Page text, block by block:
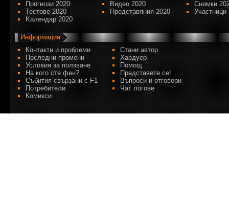
Прогнози 2020
Видео 2020
Снимки
Тестове 2020
Представяния 2020
Участници
Kалендар 2020
Информация
Контакти и проблеми
Стани автор
Последни промени
Хардуер
Условия за ползване
Помощ
На кого сте фен?
Представете се!
Събития свързани с F1
Въпроси и отговори
Потребители
Чат логове
Комикси